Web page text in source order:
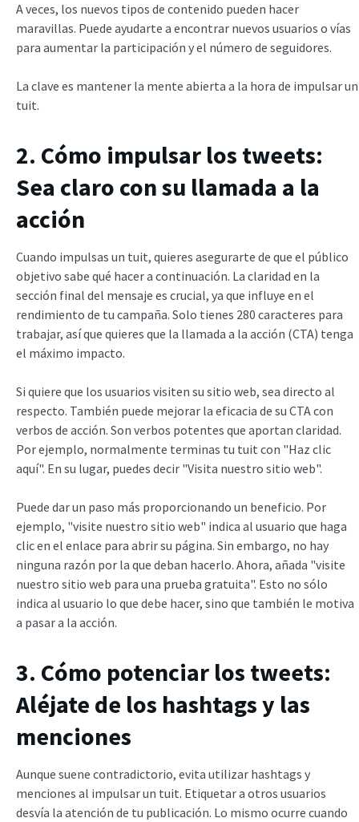
A veces, los nuevos tipos de contenido pueden hacer
maravillas. Puede ayudarte a encontrar nuevos usuarios o vías
para aumentar la participación y el número de seguidores.
La clave es mantener la mente abierta a la hora de impulsar un
tuit.
2. Cómo impulsar los tweets:
Sea claro con su llamada a la
acción
Cuando impulsas un tuit, quieres asegurarte de que el público
objetivo sabe qué hacer a continuación. La claridad en la
sección final del mensaje es crucial, ya que influye en el
rendimiento de tu campaña. Solo tienes 280 caracteres para
trabajar, así que quieres que la llamada a la acción (CTA) tenga
el máximo impacto.
Si quiere que los usuarios visiten su sitio web, sea directo al
respecto. También puede mejorar la eficacia de su CTA con
verbos de acción. Son verbos potentes que aportan claridad.
Por ejemplo, normalmente terminas tu tuit con "Haz clic
aquí". En su lugar, puedes decir "Visita nuestro sitio web".
Puede dar un paso más proporcionando un beneficio. Por
ejemplo, "visite nuestro sitio web" indica al usuario que haga
clic en el enlace para abrir su página. Sin embargo, no hay
ninguna razón por la que deban hacerlo. Ahora, añada "visite
nuestro sitio web para una prueba gratuita". Esto no sólo
indica al usuario lo que debe hacer, sino que también le motiva
a pasar a la acción.
3. Cómo potenciar los tweets:
Aléjate de los hashtags y las
menciones
Aunque suene contradictorio, evita utilizar hashtags y
menciones al impulsar un tuit. Etiquetar a otros usuarios
desvía la atención de tu publicación. Lo mismo ocurre cuando